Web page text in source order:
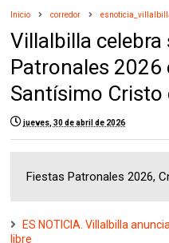
Inicio corredor
Villalbilla celebra
Patronales 2026
Santísimo Cristo
jueves, 30 de abril de 2026
Fiestas Patronales 2026,
ES NOTICIA. Villalbilla
libre